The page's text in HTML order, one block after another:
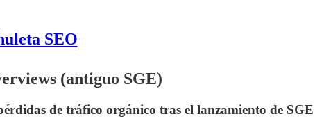
SEO
(antiguo SGE)
de tráfico orgánico tras el lanzamiento de SGE